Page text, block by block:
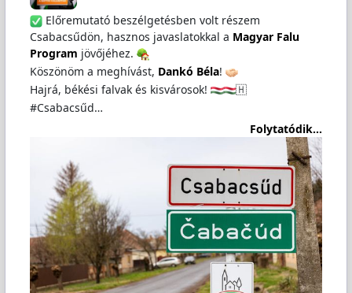
Előremutató beszélgetésben volt részem
Csabacsűdön, hasznos javaslatokkal a Magyar Falu
Program jövőjéhez.
Köszönöm a meghívást, Dankó Béla!
Hajrá, békési falvak és kisvárosok!
🇭
#Csabacsűd…
Folytatódik...